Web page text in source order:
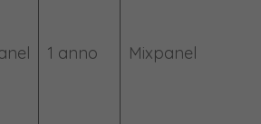
1 anno Mixpanel